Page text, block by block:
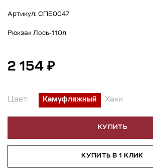
Артикул: СПЕ0047
Рюкзак Лось-110л
2 154 ₽
Цвет: Камуфляжный Хаки
КУПИТЬ
КУПИТЬ В 1 КЛИК